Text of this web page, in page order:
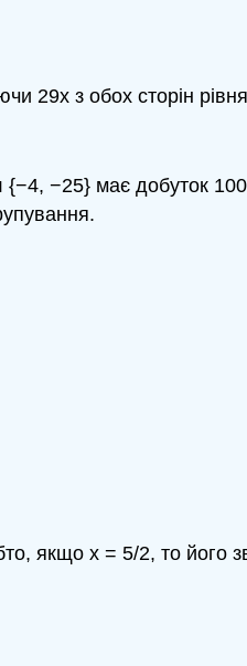
29x з обох сторін
−25} має добуток
якщо х = 5/2, то його